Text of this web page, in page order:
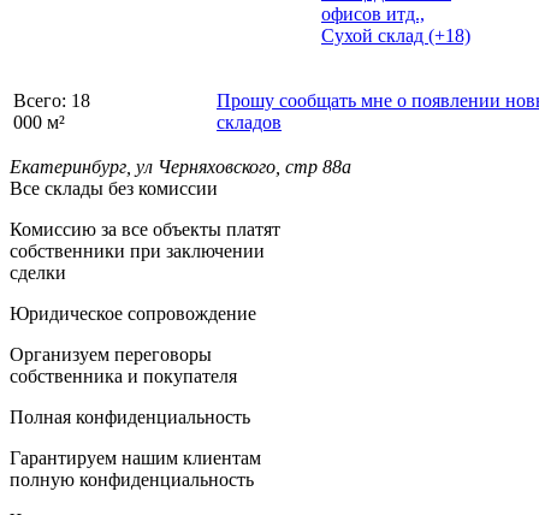
офисов итд.,
Сухой склад (+18)
Всего: 18
000 м²
Прошу сообщать мне о появлении
складов
Екатеринбург, ул Черняховского, стр 88а
Все склады без комиссии
Комиссию за все объекты платят
собственники при заключении
сделки
Юридическое сопровождение
Организуем переговоры
собственника и покупателя
Полная конфиденциальность
Гарантируем нашим клиентам
полную конфиденциальность